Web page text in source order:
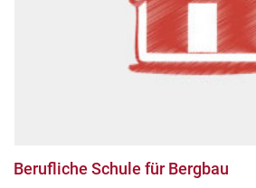
Berufliche Schule für Bergbau